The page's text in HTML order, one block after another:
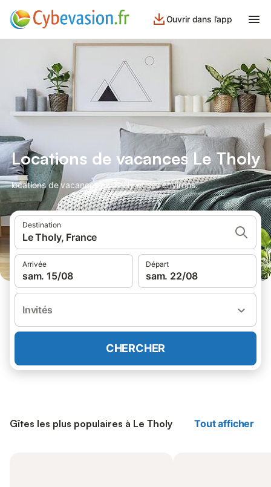
Ouvrir dans l’app
Locations de vacances Le Tholy
locations de vacances au Tholy et ses environs.
Destination
Le Tholy, France
Arrivée
sam. 15/08
Départ
sam. 22/08
Invités
CHERCHER
Gîtes les plus populaires à Le Tholy Tout afficher